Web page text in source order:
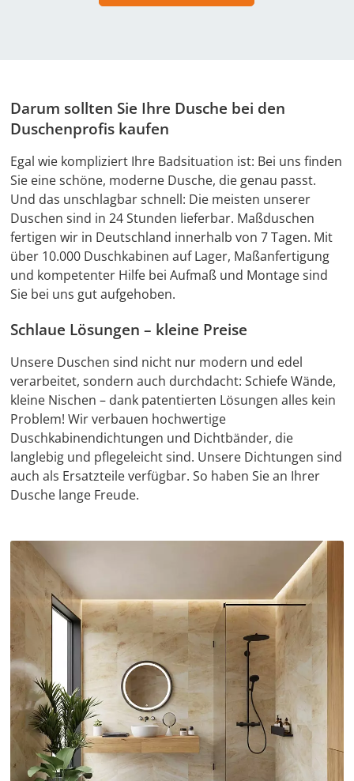
Darum sollten Sie Ihre Dusche bei den
Duschenprofis kaufen
Egal wie kompliziert Ihre Badsituation ist: Bei uns finden
Sie eine schöne, moderne Dusche, die genau passt.
Und das unschlagbar schnell: Die meisten unserer
Duschen sind in 24 Stunden lieferbar. Maßduschen
fertigen wir in Deutschland innerhalb von 7 Tagen. Mit
über 10.000 Duschkabinen auf Lager, Maßanfertigung
und kompetenter Hilfe bei Aufmaß und Montage sind
Sie bei uns gut aufgehoben.
Schlaue Lösungen – kleine Preise
Unsere Duschen sind nicht nur modern und edel
verarbeitet, sondern auch durchdacht: Schiefe Wände,
kleine Nischen – dank patentierten Lösungen alles kein
Problem! Wir verbauen hochwertige
Duschkabinendichtungen und Dichtbänder, die
langlebig und pflegeleicht sind. Unsere Dichtungen sind
auch als Ersatzteile verfügbar. So haben Sie an Ihrer
Dusche lange Freude.